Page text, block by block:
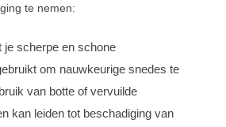
te nemen:
je scherpe en schone
om nauwkeurige snedes te
van botte of vervuilde
kan leiden tot beschadiging van